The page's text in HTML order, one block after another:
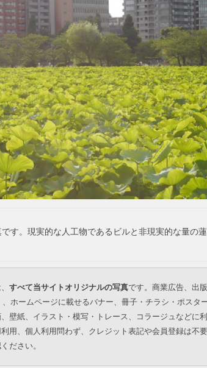
す。現実的な人工物であるビルと非現実的な量の
すべて当サイトオリジナルの写真です。商業広告、出
ホームページに載せるバナー、冊子・チラシ・ポスタ
壁紙、イラスト・模写・トレース、コラージュなどに
用、個人利用問わず、クレジット表記や会員登録は不
ださい。